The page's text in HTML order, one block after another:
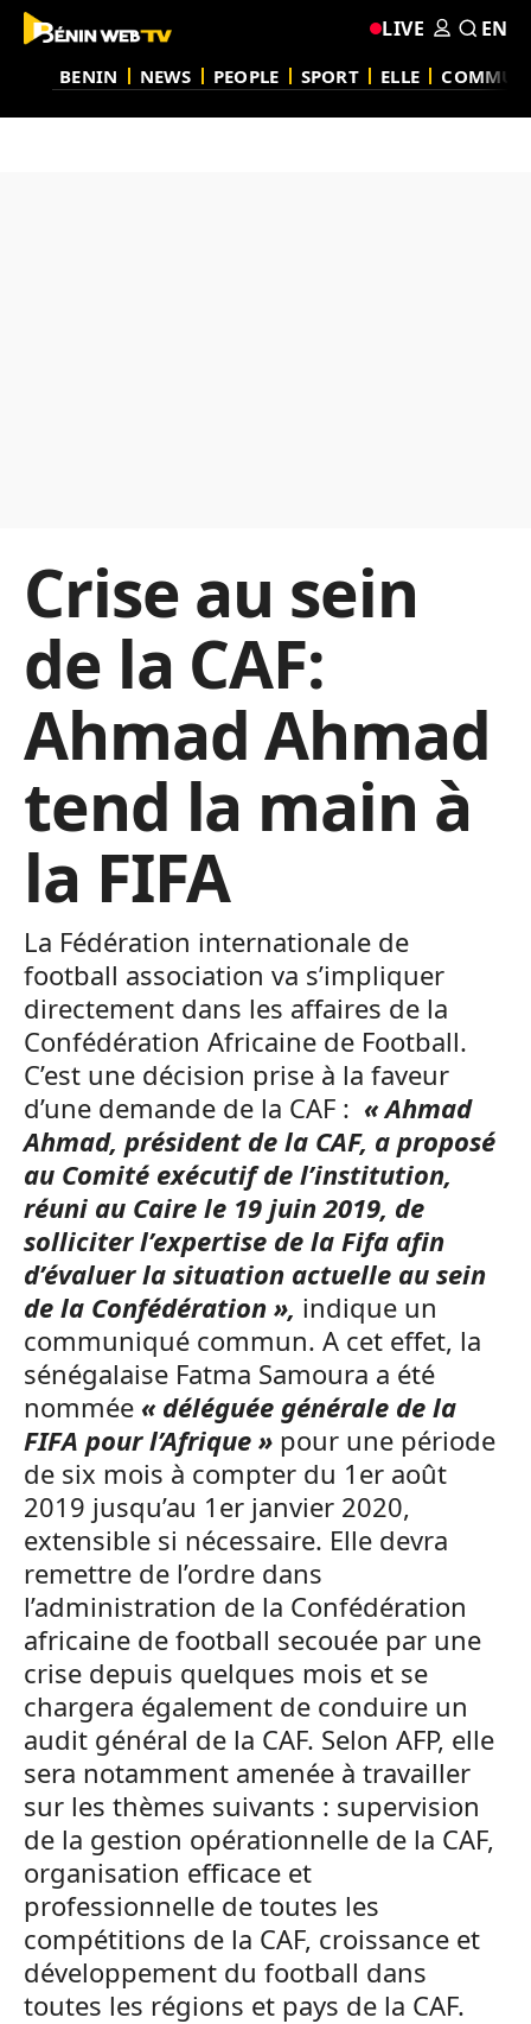
BENIN NEWS PEOPLE SPORT ELLE
LIVE EN
Crise au sein
de la CAF:
Ahmad Ahmad
tend la main à
la FIFA
La Fédération internationale de
football association va s’impliquer
directement dans les affaires de la
Confédération Africaine de Football.
C’est une décision prise à la faveur
d’une demande de la CAF : « Ahmad
Ahmad, président de la CAF, a proposé
au Comité exécutif de l’institution,
réuni au Caire le 19 juin 2019, de
solliciter l’expertise de la Fifa afin
d’évaluer la situation actuelle au sein
de la Confédération », indique un
communiqué commun. A cet effet, la
sénégalaise Fatma Samoura a été
nommée « déléguée générale de la
FIFA pour l’Afrique » pour une période
de six mois à compter du 1er août
2019 jusqu’au 1er janvier 2020,
extensible si nécessaire. Elle devra
remettre de l’ordre dans
l’administration de la Confédération
africaine de football secouée par une
crise depuis quelques mois et se
chargera également de conduire un
audit général de la CAF. Selon AFP, elle
sera notamment amenée à travailler
sur les thèmes suivants : supervision
de la gestion opérationnelle de la CAF,
organisation efficace et
professionnelle de toutes les
compétitions de la CAF, croissance et
développement du football dans
toutes les régions et pays de la CAF.